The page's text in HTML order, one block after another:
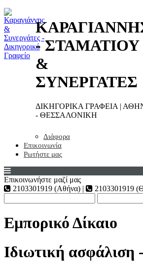
- ΣΤΑΜΑΤΙΟΥ
&
ΣΥΝΕΡΓΑΤΕΣ
ΔΙΚΗΓΟΡΙΚΑ ΓΡΑΦΕΙΑ |
- ΘΕΣΣΑΛΟΝΙΚΗ
Διάφορα
Επικοινωνία
Ρωτήστε μας
Επικοινωνήστε μαζί μας
2103301919 (Αθήνα) |
2103301919
Εμπορικό Δίκαιο
Ιδιωτική